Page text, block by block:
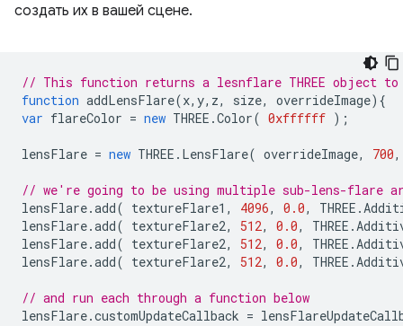
создать их в вашей сцене.
// This function returns a lesnflare THREE object to
function addLensFlare(x, y, z, size, overrideImage){
var flareColor = new THREE .Color( 0xffffff );
lensFlare = new THREE . LensFlare( overrideImage, 700,
// we're going to be using multiple sub-lens-flare
lensFlare.add( textureFlare1 , 4096, 0.0, THREE .
lensFlare.add( textureFlare2, 512, 0.0, THREE .
lensFlare.add( textureFlare2, 512, 0.0, THREE .
lensFlare.add( textureFlare2, 512, 0.0, THREE .
// and run each through a function below
lensFlare.customUpdateCallback =